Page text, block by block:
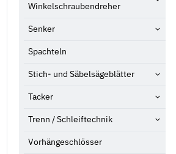
Winkelschraubendreher
Senker
Spachteln
Stich- und Säbelsägeblätter
Tacker
Trenn / Schleiftechnik
Vorhängeschlösser